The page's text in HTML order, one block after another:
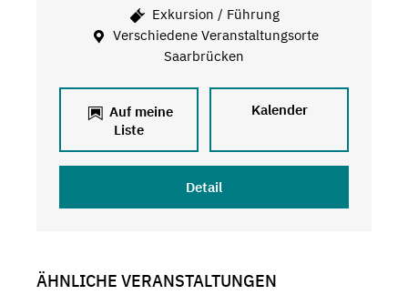
Exkursion / Führung
Verschiedene Veranstaltungsorte
Saarbrücken
Auf meine
Liste
Kalender
Detail
ÄHNLICHE VERANSTALTUNGEN